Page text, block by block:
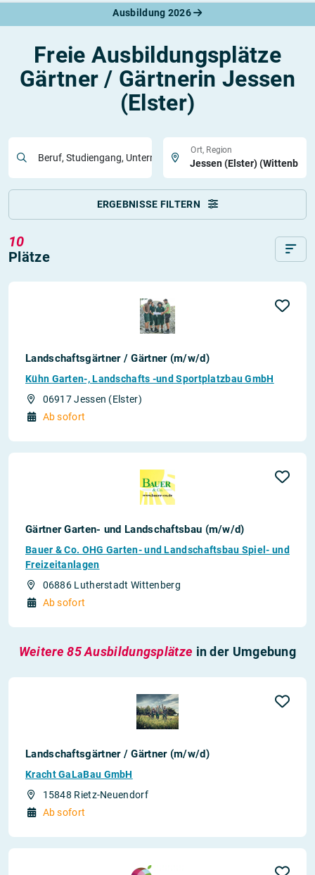
Ausbildung 2026
Freie Ausbildungsplätze
Gärtner / Gärtnerin Jessen
(Elster)
Beruf, Studiengang, Unternehmen
Ort, Region
ERGEBNISSE FILTERN
10
Plätze
Landschaftsgärtner / Gärtner (m/w/d)
Kühn Garten-, Landschafts -und Sportplatzbau GmbH
06917 Jessen (Elster)
Ab sofort
Gärtner Garten- und Landschaftsbau (m/w/d)
Bauer & Co. OHG Garten- und Landschaftsbau Spiel- und
Freizeitanlagen
06886 Lutherstadt Wittenberg
Ab sofort
Weitere 85 Ausbildungsplätze in der Umgebung
Landschaftsgärtner / Gärtner (m/w/d)
Kracht GaLaBau GmbH
15848 Rietz-Neuendorf
Ab sofort